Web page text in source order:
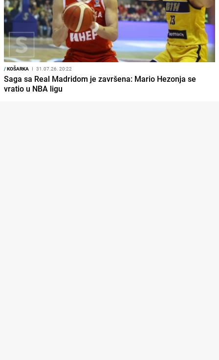
/KOŠARKA I 31.07.26. 20:22
Saga sa Real Madridom je završena: Mario Hezonja se
vratio u NBA ligu